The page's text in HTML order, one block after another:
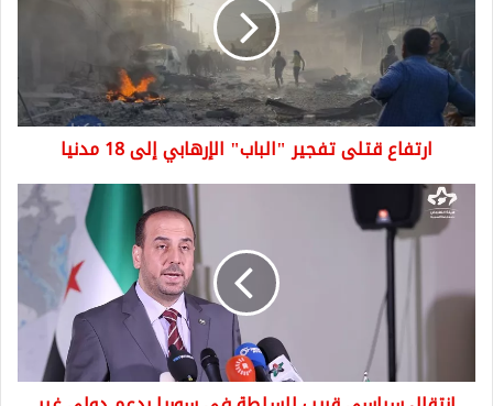
الإرهابي
إلى
18
مدنيا
ارتفاع قتلى تفجير "الباب" الإرهابي إلى 18 مدنيا
انتقال
سياسي
في
غير